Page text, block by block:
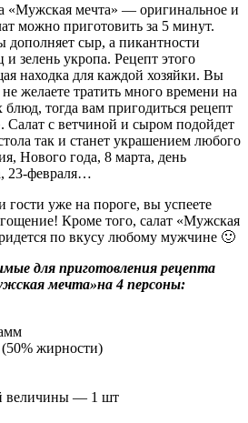
«Мужская мечта» — оригинальное и
можно приготовить за 5 минут.
дополняет сыр, а пикантности
и зелень укропа. Рецепт этого
находка для каждой хозяйки. Вы
желаете тратить много времени на
тогда вам пригодиться рецепт
Салат с ветчиной и сыром подойдет
так и станет украшением любого
Нового года, 8 марта, день
23-февраля…
уже на пороге, вы успеете
Кроме того, салат «Мужская
по вкусу любому мужчине 🙂
для приготовления рецепта
мечта»на 4 персоны:
жирности)
величины — 1 шт